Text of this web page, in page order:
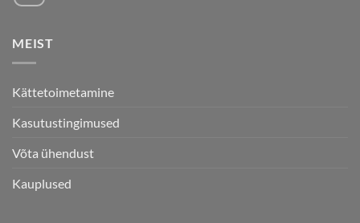
MEIST
Kättetoimetamine
Kasutustingimused
Võta ühendust
Kauplused